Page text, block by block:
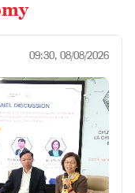
09:30, 08/08/2026